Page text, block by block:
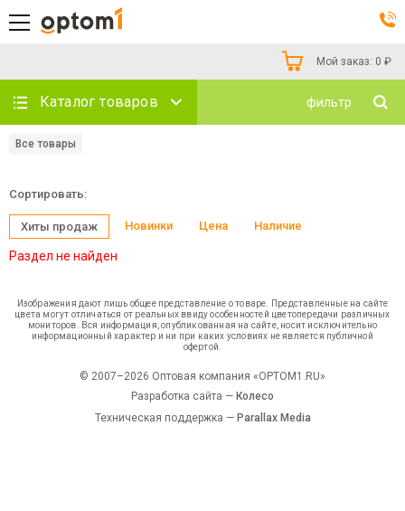
Мой заказ: 0 ₽
Каталог товаров фильтр
Все товары
Сортировать:
Хиты продаж Новинки Цена Наличие
Раздел не найден
Изображения дают лишь общее представление о товаре. Представленные на сайте
цвета могут отличаться от реальных ввиду особенностей цветопередачи различных
мониторов. Вся информация, опубликованная на сайте, носит исключительно
информационный характер и ни при каких условиях не является публичной
офертой.
© 2007–2026 Оптовая компания «OPTOM1.RU»
Разработка сайта — Колесо
Техническая поддержка — Parallax Media